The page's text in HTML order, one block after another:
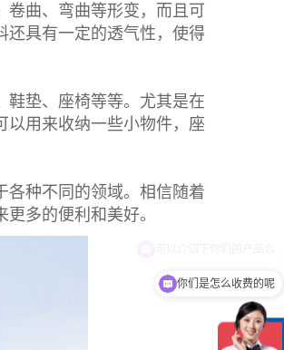
卷曲、弯曲等形变，而且可
还具有一定的透气性，使得
鞋垫、座椅等等。尤其是在
以用来收纳一些小物件，座
各种不同的领域。相信随着
多的便利和美好。
在
你们是怎么收费的呢